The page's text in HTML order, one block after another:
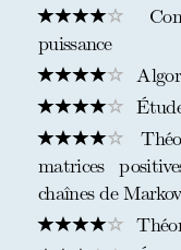
puissance
matrices
chaînes de Markov